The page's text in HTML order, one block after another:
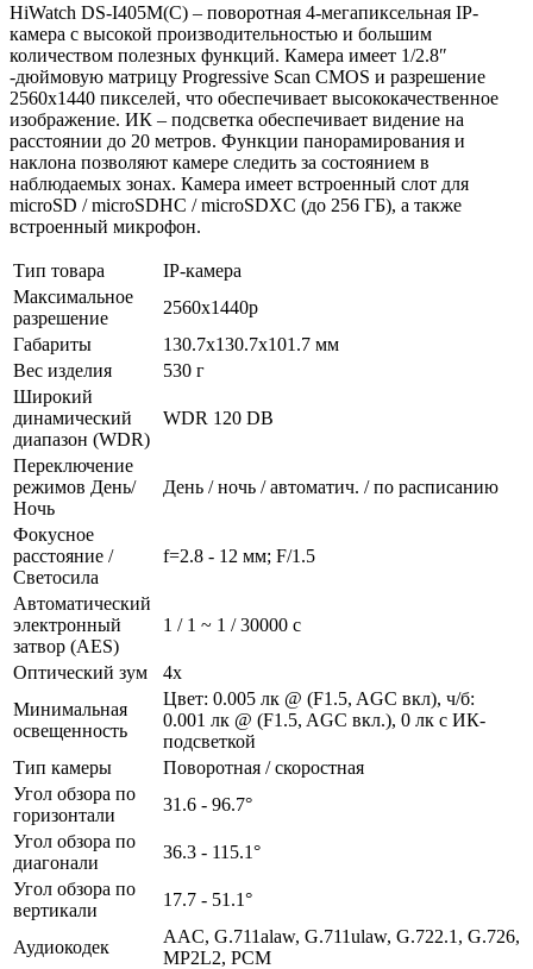
HiWatch DS-I405M(C) – поворотная 4-мегапиксельная IP-
камера с высокой производительностью и большим
количеством полезных функций. Камера имеет 1/2.8″
-дюймовую матрицу Progressive Scan CMOS и разрешение
2560x1440 пикселей, что обеспечивает высококачественное
изображение. ИК – подсветка обеспечивает видение на
расстоянии до 20 метров. Функции панорамирования и
наклона позволяют камере следить за состоянием в
наблюдаемых зонах. Камера имеет встроенный слот для
microSD / microSDHC / microSDXC (до 256 ГБ), а также
встроенный микрофон.
Тип товара
IP-камера
Максимальное
разрешение
2560x1440p
Габариты
130.7x130.7x101.7 мм
Вес изделия
530 г
Широкий
динамический
диапазон (WDR)
WDR 120 DB
Переключение
режимов День/
Ночь
День / ночь / автоматич. / по расписанию
Фокусное
расстояние /
Светосила
f=2.8 - 12 мм; F/1.5
Автоматический
электронный
затвор (AES)
1 / 1 ~ 1 / 30000 с
Оптический зум
4х
Минимальная
освещенность
Цвет: 0.005 лк @ (F1.5, AGC вкл), ч/б:
0.001 лк @ (F1.5, AGC вкл.), 0 лк с ИК-
подсветкой
Тип камеры
Поворотная / скоростная
Угол обзора по
горизонтали
31.6 - 96.7°
Угол обзора по
диагонали
36.3 - 115.1°
Угол обзора по
вертикали
17.7 - 51.1°
Аудиокодек
AAC, G.711alaw, G.711ulaw, G.722.1, G.726,
MP2L2, PCM